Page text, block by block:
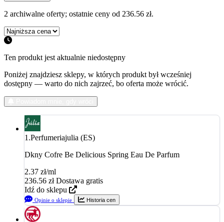
2 archiwalne oferty; ostatnie ceny od 236.56 zł.
Ten produkt jest aktualnie niedostępny
Poniżej znajdziesz sklepy, w których produkt był wcześniej
dostępny — warto do nich zajrzeć, bo oferta może wrócić.
1.Perfumeriajulia (ES)
Dkny Cofre Be Delicious Spring Eau De Parfum
2.37 zł/ml
236.56 zł Dostawa gratis
Idź do sklepu
Opinie o sklepie Historia cen